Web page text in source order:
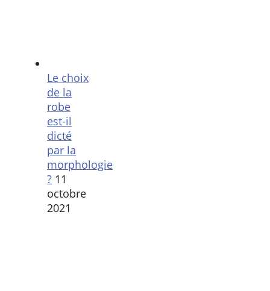
Le choix
de la
robe
est-il
dicté
par la
morphologie
? 11
octobre
2021